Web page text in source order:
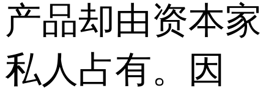
产品却由资本家
私人占有。因